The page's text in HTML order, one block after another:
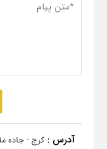
آدرس : کرج - جاده